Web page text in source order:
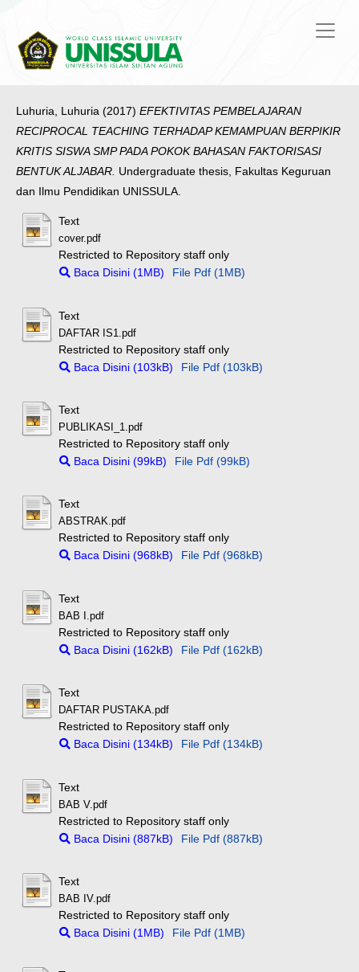
Luhuria, Luhuria (2017) EFEKTIVITAS PEMBELAJARAN
RECIPROCAL TEACHING TERHADAP KEMAMPUAN BERPIKIR
KRITIS SISWA SMP PADA POKOK BAHASAN FAKTORISASI
BENTUK ALJABAR. Undergraduate thesis, Fakultas Keguruan
dan Ilmu Pendidikan UNISSULA.
Text
cover.pdf
Restricted to Repository staff only
Baca Disini (1MB)
File Pdf (1MB)
Text
DAFTAR IS1.pdf
Restricted to Repository staff only
Baca Disini (103kB)
File Pdf (103kB)
Text
PUBLIKASI_1.pdf
Restricted to Repository staff only
Baca Disini (99kB)
File Pdf (99kB)
Text
ABSTRAK.pdf
Restricted to Repository staff only
Baca Disini (968kB)
File Pdf (968kB)
Text
BAB I.pdf
Restricted to Repository staff only
Baca Disini (162kB)
File Pdf (162kB)
Text
DAFTAR PUSTAKA.pdf
Restricted to Repository staff only
Baca Disini (134kB)
File Pdf (134kB)
Text
BAB V.pdf
Restricted to Repository staff only
Baca Disini (887kB)
File Pdf (887kB)
Text
BAB IV.pdf
Restricted to Repository staff only
Baca Disini (1MB)
File Pdf (1MB)